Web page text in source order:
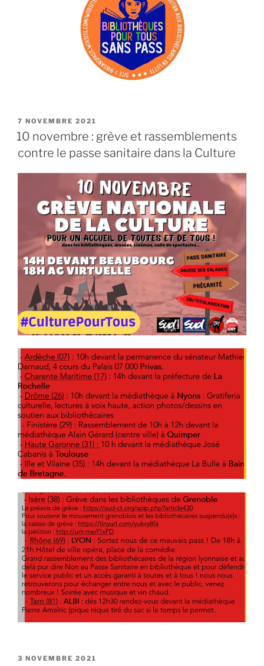
PUBLIÉ
LE
7 NOVEMBRE 2021
10 novembre : grève et rassemblements
contre le passe sanitaire dans la Culture
PUBLIÉ
3 NOVEMBRE 2021